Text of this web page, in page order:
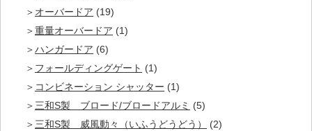
オーバードア (19)
重量オーバードア (1)
ハンガードア (6)
フォールディングゲート (1)
コンビネーション シャッター (1)
三和S製 ブロード/ブロードアルミ (5)
三和S製 威風動々（いふうどうどう）
(2)